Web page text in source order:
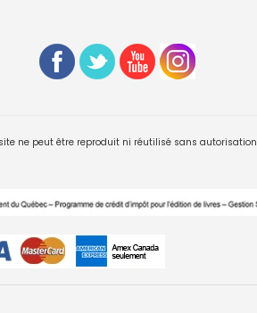
ne peut être reproduit ni réutilisé sans autorisation